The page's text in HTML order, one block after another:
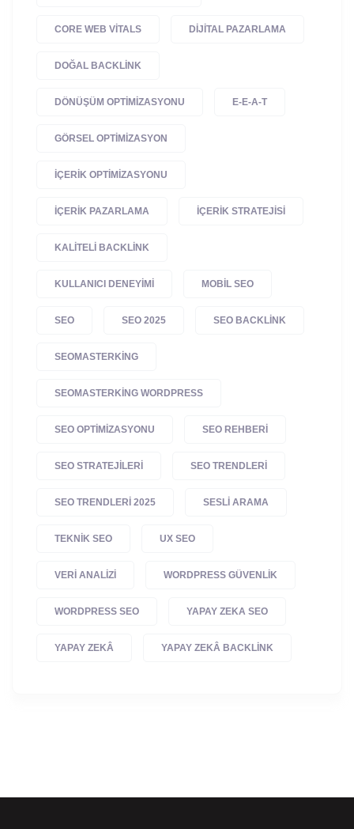
CORE WEB VITALS DIJITAL PAZARLAMA
DOĞAL BACKLINK
DÖNÜŞÜM OPTIMIZASYONU E-E-A-T
GÖRSEL OPTIMIZASYON
IÇERIK OPTIMIZASYONU
IÇERIK PAZARLAMA IÇERIK STRATEJISI
KALITELI BACKLINK
KULLANICI DENEYIMI MOBIL SEO
SEO SEO 2025 SEO BACKLINK
SEOMASTERKING
SEOMASTERKING WORDPRESS
SEO OPTIMIZASYONU SEO REHBERI
SEO STRATEJILERI SEO TRENDLERI
SEO TRENDLERI 2025 SESLI ARAMA
TEKNIK SEO UX SEO
VERI ANALIZI WORDPRESS GÜVENLIK
WORDPRESS SEO YAPAY ZEKA SEO
YAPAY ZEKÂ YAPAY ZEKÂ BACKLINK